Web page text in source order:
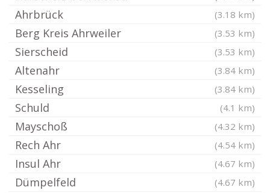
Ahrbrück (3.18 km)
Berg Kreis Ahrweiler (3.53 km)
Sierscheid (3.53 km)
Altenahr (3.84 km)
Kesseling (3.84 km)
Schuld (4.1 km)
Mayschoß (4.32 km)
Rech Ahr (4.54 km)
Insul Ahr (4.67 km)
Dümpelfeld (4.67 km)